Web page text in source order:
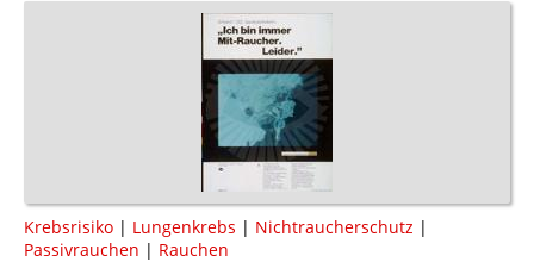
Krebsrisiko | Lungenkrebs | Nichtraucherschutz |
Passivrauchen | Rauchen